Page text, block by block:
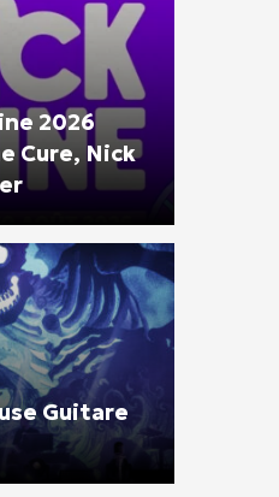
2026
Cure, Nick
Guitare